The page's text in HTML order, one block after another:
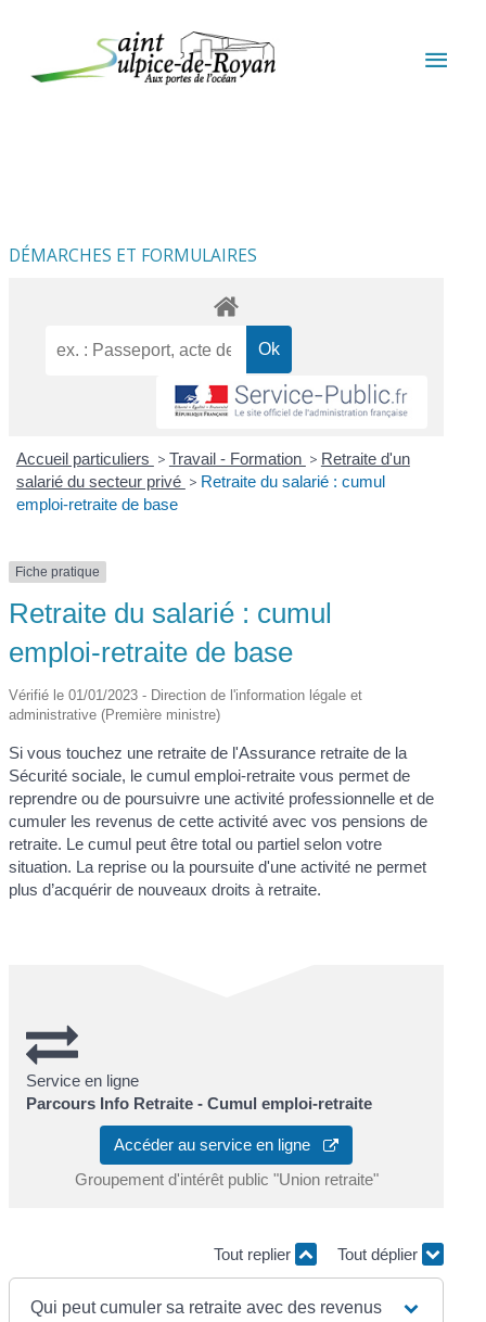
DÉMARCHES ET FORMULAIRES
Accueil particuliers > Travail - Formation > Retraite d'un
salarié du secteur privé > Retraite du salarié : cumul
emploi-retraite de base
Fiche pratique
Retraite du salarié : cumul
emploi-retraite de base
Vérifié le 01/01/2023 - Direction de l'information légale et
administrative (Première ministre)
Si vous touchez une retraite de l'Assurance retraite de la
Sécurité sociale, le cumul emploi-retraite vous permet de
reprendre ou de poursuivre une activité professionnelle et de
cumuler les revenus de cette activité avec vos pensions de
retraite. Le cumul peut être total ou partiel selon votre
situation. La reprise ou la poursuite d'une activité ne permet
plus d’acquérir de nouveaux droits à retraite.
Service en ligne
Parcours Info Retraite - Cumul emploi-retraite
Accéder au service en ligne
Groupement d'intérêt public "Union retraite"
Tout replier Tout déplier
Qui peut cumuler sa retraite avec des revenus